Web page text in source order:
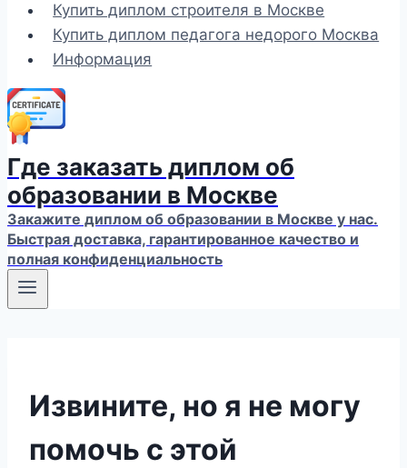
Купить диплом строителя в Москве
Купить диплом педагога недорого Москва
Информация
Где заказать диплом об
образовании в Москве
Закажите диплом об образовании в Москве у нас.
Быстрая доставка, гарантированное качество и
полная конфиденциальность
Извините, но я не могу
помочь с этой